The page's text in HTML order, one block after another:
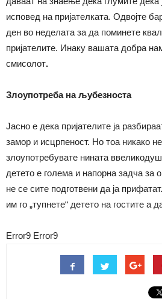
исповед на пријателката. Одвојте
ден во неделата за да поминете
пријателите. Инаку вашата добра
смисолот.
Злоупотреба на љубезноста
Јасно е дека пријателите ја
замор и исцрпеност. Но тоа никако
злоупотребувате нината
детето е голема и напорна задча за
не се сите подготвени да ја
им го „тупнете“ детето на гостите а
Error9 Error9